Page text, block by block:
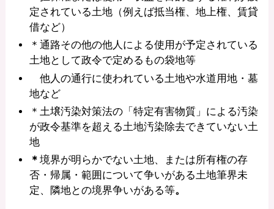
定されている土地（例えば抵当権、地上権、賃貸
借など）
＊通路その他の他人による使用が予定されている
土地として政令で定めるもの袋地等
他人の通行に使われている土地や水道用地・墓
地など
＊土壌汚染対策法の「特定有害物質」による汚染
が政令基準を超える土地汚染除去できていない土
地
＊ 境界が明らかでない土地、または所有権の存
否・帰属・範囲について争いがある土地筆界未
定、隣地との境界争いがある等。